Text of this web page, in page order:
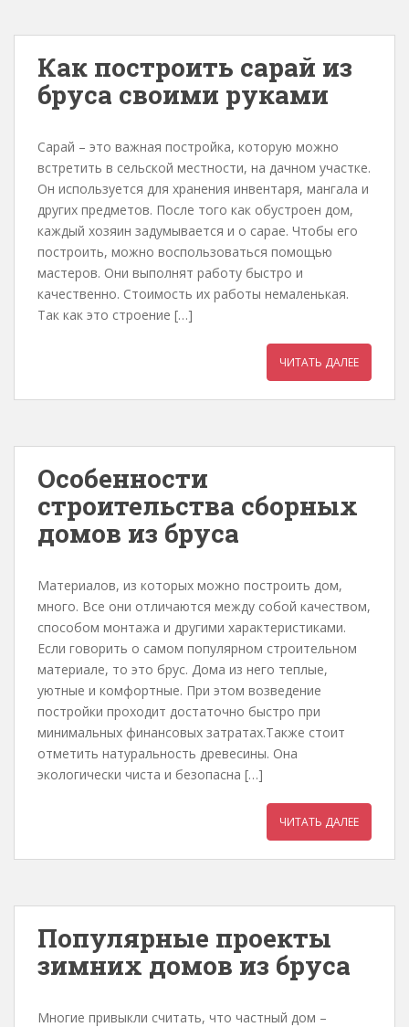
Как построить сарай из
бруса своими руками
Сарай – это важная постройка, которую можно
встретить в сельской местности, на дачном участке.
Он используется для хранения инвентаря, мангала и
других предметов. После того как обустроен дом,
каждый хозяин задумывается и о сарае. Чтобы его
построить, можно воспользоваться помощью
мастеров. Они выполнят работу быстро и
качественно. Стоимость их работы немаленькая.
Так как это строение […]
ЧИТАТЬ ДАЛЕЕ
Особенности
строительства сборных
домов из бруса
Материалов, из которых можно построить дом,
много. Все они отличаются между собой качеством,
способом монтажа и другими характеристиками.
Если говорить о самом популярном строительном
материале, то это брус. Дома из него теплые,
уютные и комфортные. При этом возведение
постройки проходит достаточно быстро при
минимальных финансовых затратах.Также стоит
отметить натуральность древесины. Она
экологически чиста и безопасна […]
ЧИТАТЬ ДАЛЕЕ
Популярные проекты
зимних домов из бруса
Многие привыкли считать, что частный дом –